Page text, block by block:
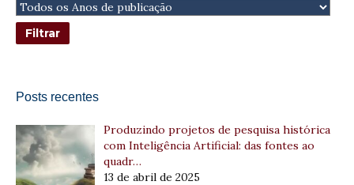
Posts recentes
Produzindo projetos de pesquisa histórica
com Inteligência Artificial: das fontes ao
quadr…
13 de abril de 2025